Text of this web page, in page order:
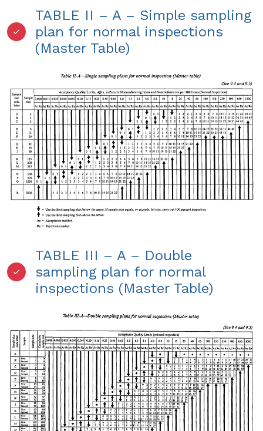
TABLE II – A – Simple sampling
plan for normal inspections
(Master Table)
TABLE III – A – Double
sampling plan for normal
inspections (Master Table)